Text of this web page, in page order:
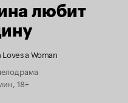
любит
a Woman
18+